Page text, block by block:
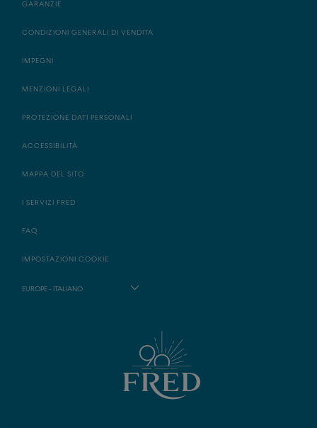
GARANZIE
CONDIZIONI GENERALI DI VENDITA
IMPEGNI
MENZIONI LEGALI
PROTEZIONE DATI PERSONALI
ACCESSIBILITÀ
MAPPA DEL SITO
I SERVIZI FRED
FAQ
IMPOSTAZIONI COOKIE
EUROPE - ITALIANO